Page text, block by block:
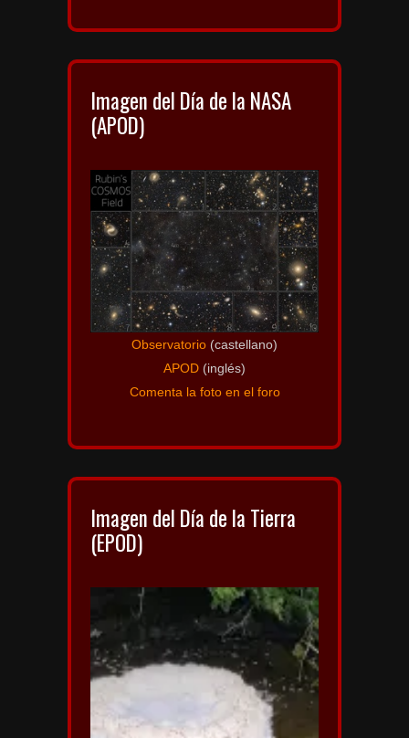
Imagen del Día de la NASA
(APOD)
Observatorio (castellano)
APOD (inglés)
Comenta la foto en el foro
Imagen del Día de la Tierra
(EPOD)